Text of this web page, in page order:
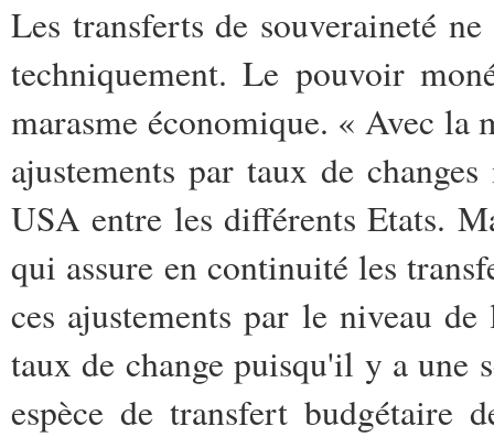
Les transferts de souveraineté
techniquement. Le pouvoir
marasme économique. « Avec la
ajustements par taux de
USA entre les différents Etats.
qui assure en continuité les
ces ajustements par le niveau
taux de change puisqu'il y a une
espèce de transfert budgétaire